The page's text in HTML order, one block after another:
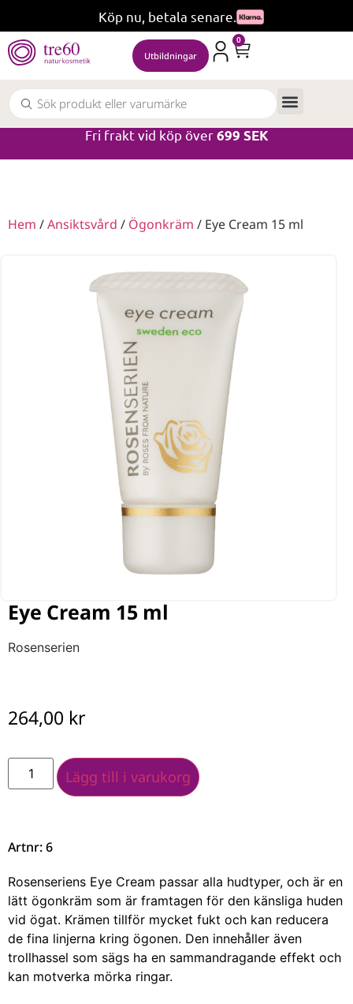
Köp nu, betala senare.
Utbildningar
0
Fri frakt vid köp över699 SEK
Hem /Ansiktsvård / Ögonkräm / Eye Cream 15 ml
Eye Cream 15 ml
Rosenserien
264,00 kr
Lägg till i varukorg
Artnr: 6
Rosenseriens Eye Cream passar alla hudtyper, och är en
lätt ögonkräm som är framtagen för den känsliga huden
vid ögat. Krämen tillför mycket fukt och kan reducera
de fina linjerna kring ögonen. Den innehåller även
trollhassel som sägs ha en sammandragande effekt och
kan motverka mörka ringar.